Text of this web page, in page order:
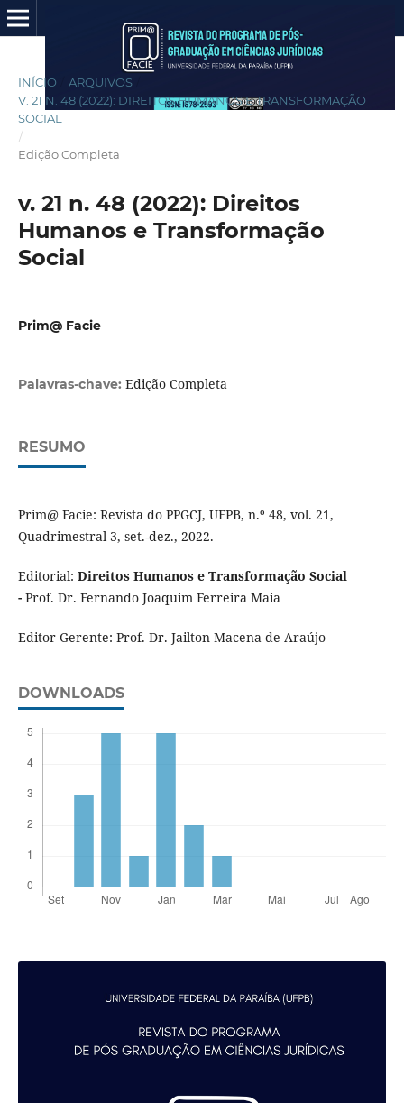
INÍCIO ARQUIVOS
V. 21 N. 48 (2022): DIREITOS HUMANOS E TRANSFORMAÇÃO
SOCIAL
/
Edição Completa
v. 21 n. 48 (2022): Direitos
Humanos e Transformação
Social
Prim@ Facie
Palavras-chave: Edição Completa
RESUMO
Prim@ Facie: Revista do PPGCJ, UFPB, n.º 48, vol. 21,
Quadrimestral 3, set.-dez., 2022.
Editorial: Direitos Humanos e Transformação Social
- Prof. Dr. Fernando Joaquim Ferreira Maia
Editor Gerente: Prof. Dr. Jailton Macena de Araújo
DOWNLOADS